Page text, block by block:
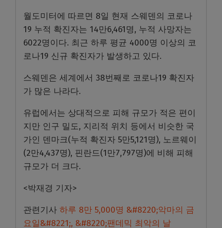
월도미터에 따르면 8일 현재 스웨덴의 코로나
19 누적 확진자는 14만6,461명, 누적 사망자는
6022명이다. 최근 하루 평균 4000명 이상의 코
로나19 신규 확진자가 발생하고 있다.
스웨덴은 세계에서 38번째로 코로나19 확진자
가 많은 나라다.
유럽에서는 상대적으로 피해 규모가 적은 편이
지만 인구 밀도, 지리적 위치 등에서 비슷한 국
가인 덴마크(누적 확진자 5만5,121명), 노르웨이
(2만4,437명), 핀란드(1만7,797명)에 비해 피해
규모가 더 크다.
<박재경 기자>
관련기사 하루 8만 5,000명 &#8220;악마의 금
요일&#8221;, &#8220;팬데믹 최악의 날